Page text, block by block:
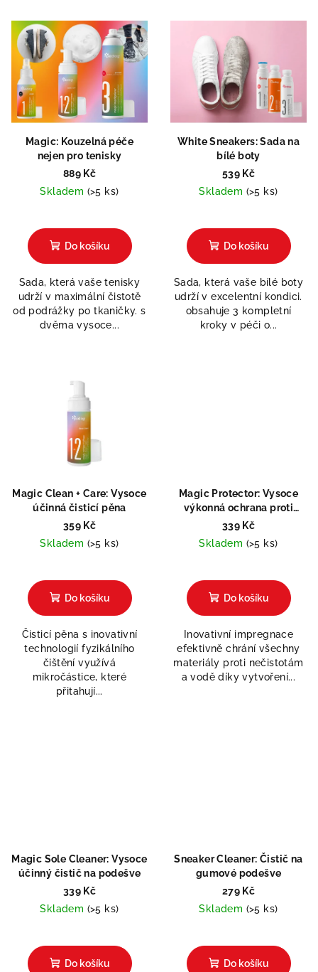
d
u
V
ý
p
Magic: Kouzelná péče
nejen pro tenisky
889 Kč
Skladem (>5 ks)
Do košíku
Sada, která vaše tenisky
udrží v maximální čistotě
od podrážky po tkaničky. s
dvěma vysoce...
White Sneakers: Sada na
bílé boty
539 Kč
Skladem (>5 ks)
hodnocení
produktu
z
5
hvězdiček.
Do košíku
Sada, která vaše bílé boty
udrží v excelentní kondici.
obsahuje 3 kompletní
kroky v péči o...
Magic Clean + Care: Vysoce
účinná čisticí pěna
359 Kč
Skladem (>5 ks)
hodnocení
produktu
z
5
hvězdiček.
Do košíku
Čisticí pěna s inovativní
technologií fyzikálního
čištění využívá
mikročástice, které
přitahují...
Magic Protector: Vysoce
výkonná ochrana proti
vlhkosti a špíně
339 Kč
Skladem (>5 ks)
Do košíku
Inovativní impregnace
efektivně chrání všechny
materiály proti nečistotám
a vodě díky vytvoření...
Magic Sole Cleaner: Vysoce
účinný čistič na podešve
339 Kč
Skladem (>5 ks)
hodnocení
produktu
Do košíku
Sneaker Cleaner: Čistič na
gumové podešve
279 Kč
Skladem (>5 ks)
Do košíku